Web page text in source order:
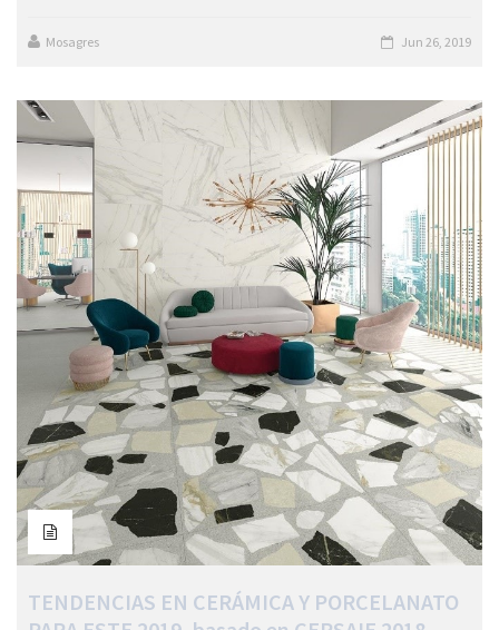
Mosagres Jun 26, 2019
TENDENCIAS EN CERÁMICA Y PORCELANATO